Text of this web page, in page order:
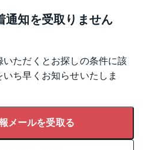
通知を受取りません
ただくとお探しの条件に該
ち早くお知らせいたしま
メールを受取る